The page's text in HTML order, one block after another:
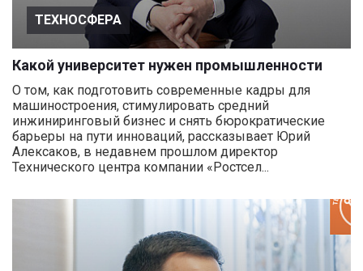
ТЕХНОСФЕРА
Какой университет нужен промышленности
О том, как подготовить современные кадры для
машиностроения, стимулировать средний
инжиниринговый бизнес и снять бюрократические
барьеры на пути инноваций, рассказывает Юрий
Алексаков, в недавнем прошлом директор
Технического центра компании «Ростсел...